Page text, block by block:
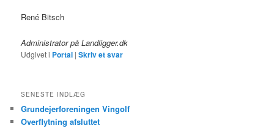
René Bitsch
Administrator på Landligger.dk
Udgivet i Portal |Skriv et svar
SENESTE INDLÆG
Grundejerforeningen Vingolf
Overflytning afsluttet